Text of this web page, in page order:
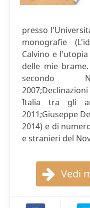
presso
monografie
Calvino e
delle mie
secondo
Italia tra gli
2011;Giuseppe
2014) e di
e stranieri del
Vedi